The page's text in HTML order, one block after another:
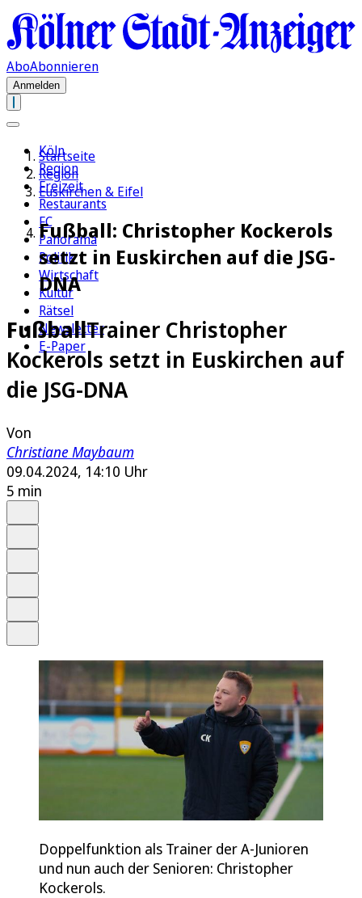
AboAbonnieren
Anmelden
Köln
Region
Freizeit
Restaurants
FC
Panorama
Politik
Wirtschaft
Kultur
Rätsel
Newsletter
E-Paper
Startseite
Region
Euskirchen & Eifel
Fußball: Christopher Kockerols
setzt in Euskirchen auf die JSG-
DNA
FußballTrainer Christopher
Kockerols setzt in Euskirchen auf
die JSG-DNA
Von
Christiane Maybaum
09.04.2024, 14:10 Uhr
5 min
Doppelfunktion als Trainer der A-Junioren
und nun auch der Senioren: Christopher
Kockerols.